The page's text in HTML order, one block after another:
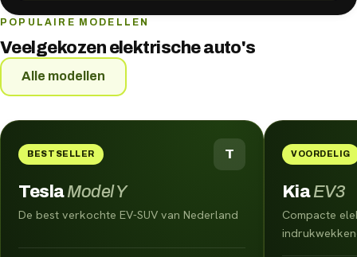
POPULAIRE MODELLEN
Veelgekozen elektrische auto's
Alle modellen
BESTSELLER T
TeslaModel Y
De best verkochte EV-SUV van Nederland
VOORDELIG
KiaEV3
Compacte